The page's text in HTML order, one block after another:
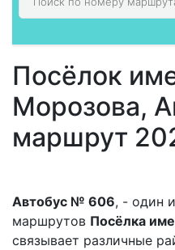
Посёлок
Морозова,
маршрут
Автобус № 606, - один
маршрутов Посёлка
связывает различные